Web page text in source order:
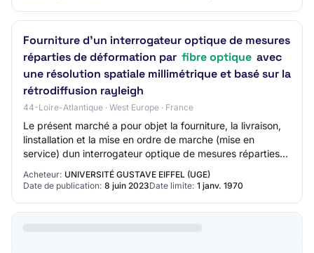
Fourniture d'un interrogateur optique de mesures
réparties de déformation par fibre optique avec
une résolution spatiale millimétrique et basé sur la
rétrodiffusion rayleigh
44-Loire-Atlantique · West Europe · France
Le présent marché a pour objet la fourniture, la livraison,
linstallation et la mise en ordre de marche (mise en
service) dun interrogateur optique de mesures réparties
de déformation par fibre opt…
Acheteur: UNIVERSITÉ GUSTAVE EIFFEL (UGE)
Date de publication: 8 juin 2023Date limite: 1 janv. 1970